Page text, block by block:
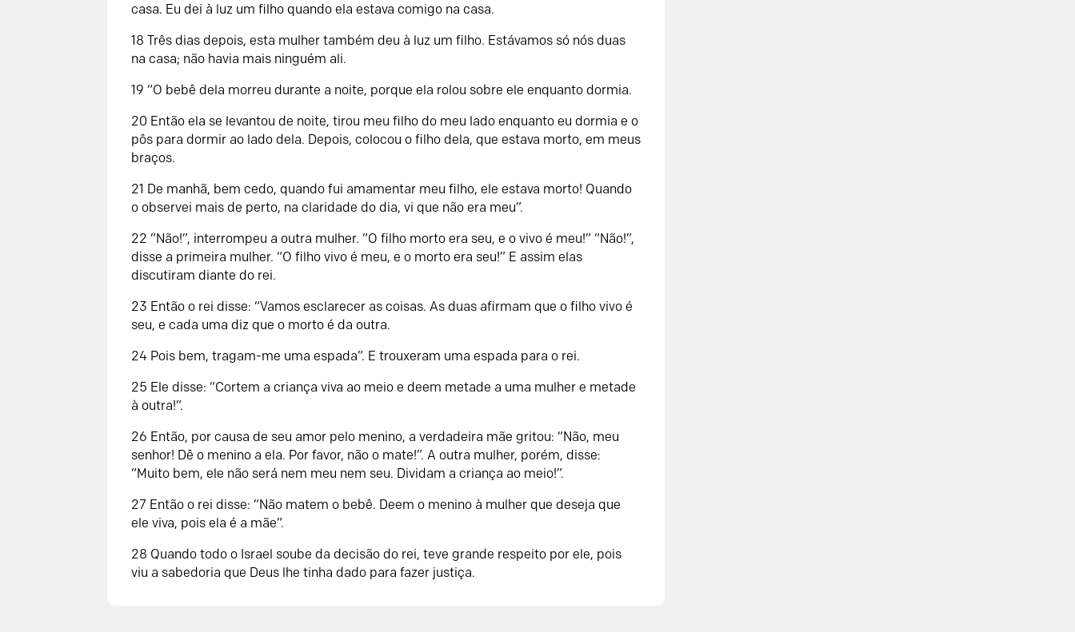
casa. Eu dei à luz um filho quando ela estava comigo na casa.
18Três dias depois, esta mulher também deu à luz um filho. Estávamos só nós duas
na casa; não havia mais ninguém ali.
19“O bebê dela morreu durante a noite, porque ela rolou sobre ele enquanto dormia.
20 Então ela se levantou de noite, tirou meu filho do meu lado enquanto eu dormia e o
pôs para dormir ao lado dela. Depois, colocou o filho dela, que estava morto, em meus
braços.
21 De manhã, bem cedo, quando fui amamentar meu filho, ele estava morto! Quando
o observei mais de perto, na claridade do dia, vi que não era meu”.
22“Não!”, interrompeu a outra mulher. “O filho morto era seu, e o vivo é meu!” “Não!”,
disse a primeira mulher. “O filho vivo é meu, e o morto era seu!” E assim elas
discutiram diante do rei.
23 Então o rei disse: “Vamos esclarecer as coisas. As duas afirmam que o filho vivo é
seu, e cada uma diz que o morto é da outra.
24 Pois bem, tragam-me uma espada”. E trouxeram uma espada para o rei.
25 Ele disse: “Cortem a criança viva ao meio e deem metade a uma mulher e metade
à outra!”.
26 Então, por causa de seu amor pelo menino, a verdadeira mãe gritou: “Não, meu
senhor! Dê o menino a ela. Por favor, não o mate!”. A outra mulher, porém, disse:
“Muito bem, ele não será nem meu nem seu. Dividam a criança ao meio!”.
27 Então o rei disse: “Não matem o bebê. Deem o menino à mulher que deseja que
ele viva, pois ela é a mãe”.
28 Quando todo o Israel soube da decisão do rei, teve grande respeito por ele, pois
viu a sabedoria que Deus lhe tinha dado para fazer justiça.